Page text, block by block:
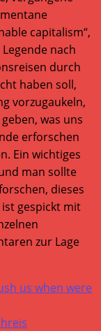
capitalism“,
nach
durch
haben soll,
vorzugaukeln,
was uns
erforschen
Ein wichtiges
man sollte
dieses
gespickt mit
zur Lage
us when were